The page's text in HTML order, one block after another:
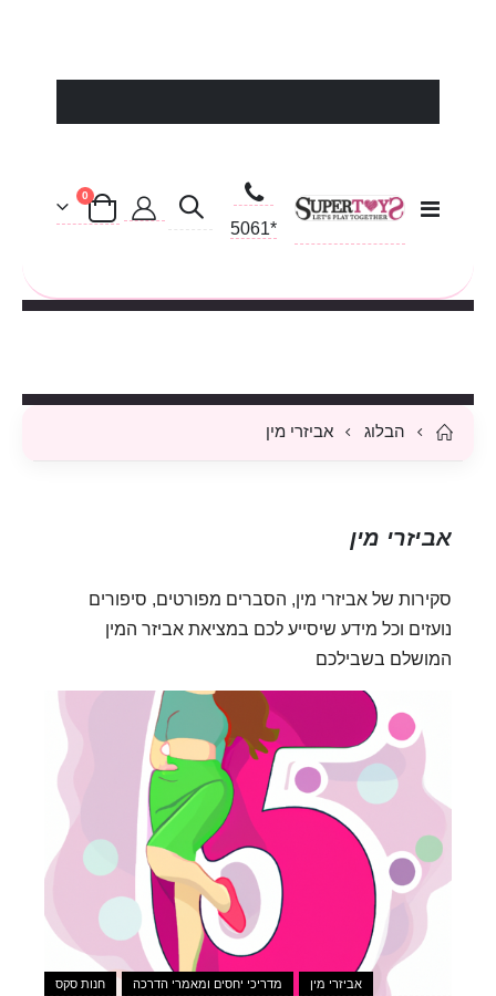
Toggle
*5061 סל קניות
0פריטים
הבלוג אביזרי מין
אביזרי מין
סקירות של אביזרי מין, הסברים מפורטים, סיפורים
נועזים וכל מידע שיסייע לכם במציאת אביזר המין
המושלם בשבילכם
אביזרי מין מדריכי יחסים ומאמרי הדרכה חנות סקס